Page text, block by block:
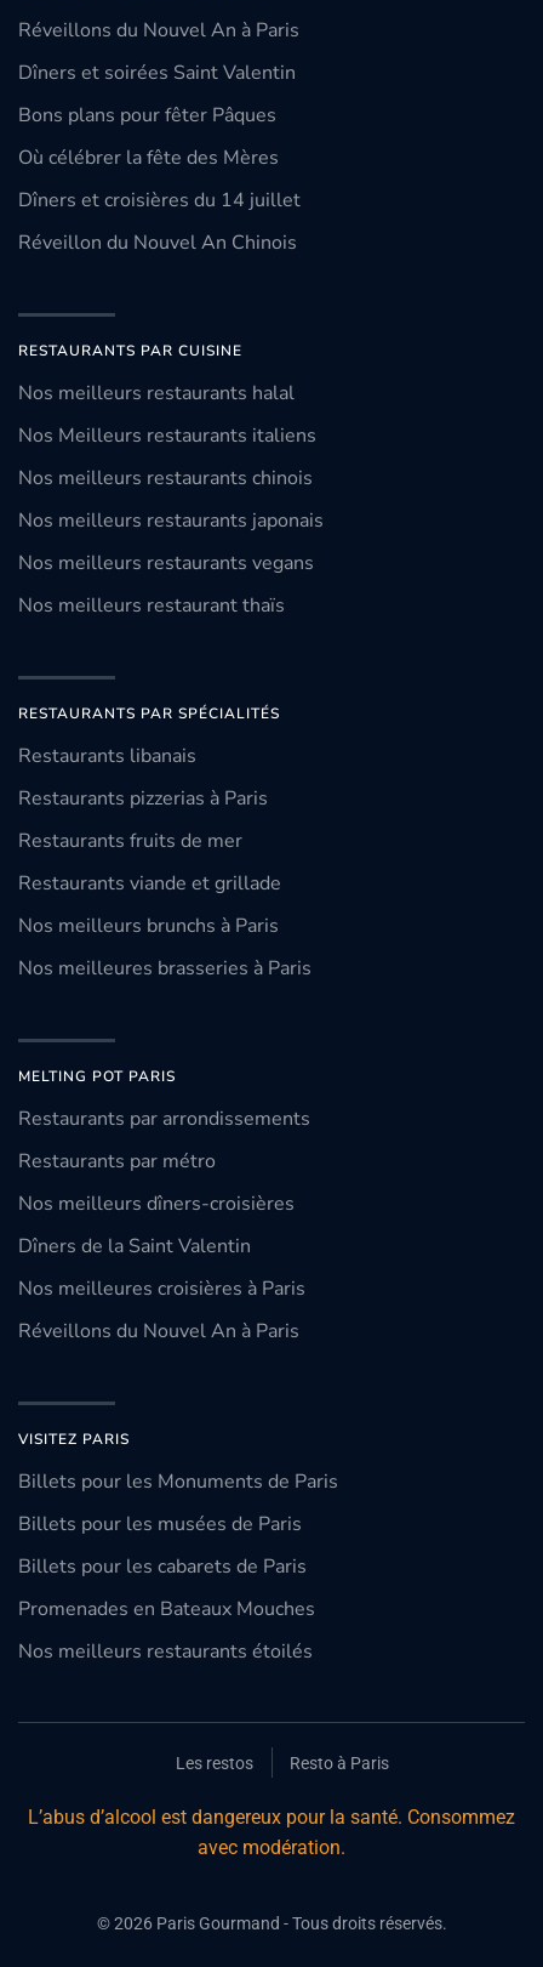
Réveillons du Nouvel An à Paris
Dîners et soirées Saint Valentin
Bons plans pour fêter Pâques
Où célébrer la fête des Mères
Dîners et croisières du 14 juillet
Réveillon du Nouvel An Chinois
RESTAURANTS PAR CUISINE
Nos meilleurs restaurants halal
Nos Meilleurs restaurants italiens
Nos meilleurs restaurants chinois
Nos meilleurs restaurants japonais
Nos meilleurs restaurants vegans
Nos meilleurs restaurant thaïs
RESTAURANTS PAR SPÉCIALITÉS
Restaurants libanais
Restaurants pizzerias à Paris
Restaurants fruits de mer
Restaurants viande et grillade
Nos meilleurs brunchs à Paris
Nos meilleures brasseries à Paris
MELTING POT PARIS
Restaurants par arrondissements
Restaurants par métro
Nos meilleurs dîners-croisières
Dîners de la Saint Valentin
Nos meilleures croisières à Paris
Réveillons du Nouvel An à Paris
VISITEZ PARIS
Billets pour les Monuments de Paris
Billets pour les musées de Paris
Billets pour les cabarets de Paris
Promenades en Bateaux Mouches
Nos meilleurs restaurants étoilés
Les restos Resto à Paris
L’abus d’alcool est dangereux pour la santé. Consommez
avec modération.
©2026Paris Gourmand - Tous droits réservés.